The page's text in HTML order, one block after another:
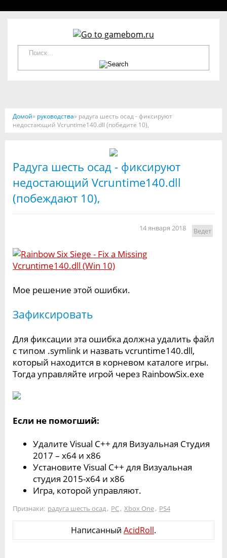
Домой» руководства» радуга шесть осад - фиксируют
недостающий Vcruntime140.dll (победите 10),
Радуга шесть осад - фиксируют
недостающий Vcruntime140.dll
(побеждают 10),
14 января 2018 Ведет
Мое решение этой ошибки.
Зафиксировать
Для фиксации эта ошибка должна удалить файл
с типом .symlink и назвать vcruntime140.dll,
который находится в корневом каталоге игры.
Тогда управляйте игрой через RainbowSix.exe
Если не помогший:
Удалите Visual C++ для Визуальная Студия
2017 – x64 и x86
Установите Visual C++ для Визуальная
студия 2015-x64 и x86
Игра, которой управляют.
Признаки: радуга шесть осад, PC, Xbox One, PS4
Написанный AcidRoll.